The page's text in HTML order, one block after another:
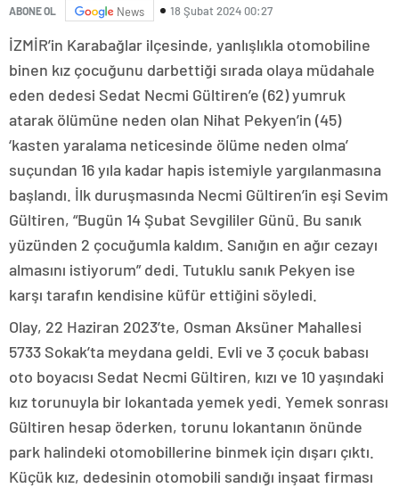
ABONE OL News 18 Şubat 2024 00:27
İZMİR’in Karabağlar ilçesinde, yanlışlıkla otomobiline
binen kız çocuğunu darbettiği sırada olaya müdahale
eden dedesi Sedat Necmi Gültiren’e (62) yumruk
atarak ölümüne neden olan Nihat Pekyen’in (45)
‘kasten yaralama neticesinde ölüme neden olma’
suçundan 16 yıla kadar hapis istemiyle yargılanmasına
başlandı. İlk duruşmasında Necmi Gültiren’in eşi Sevim
Gültiren, “Bugün 14 Şubat Sevgililer Günü. Bu sanık
yüzünden 2 çocuğumla kaldım. Sanığın en ağır cezayı
almasını istiyorum” dedi. Tutuklu sanık Pekyen ise
karşı tarafın kendisine küfür ettiğini söyledi.
Olay, 22 Haziran 2023’te, Osman Aksüner Mahallesi
5733 Sokak’ta meydana geldi. Evli ve 3 çocuk babası
oto boyacısı Sedat Necmi Gültiren, kızı ve 10 yaşındaki
kız torunuyla bir lokantada yemek yedi. Yemek sonrası
Gültiren hesap öderken, torunu lokantanın önünde
park halindeki otomobillerine binmek için dışarı çıktı.
Küçük kız, dedesinin otomobili sandığı inşaat firması